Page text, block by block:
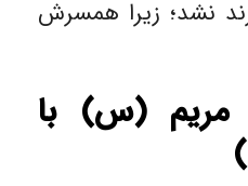
نشد؛ زیرا همسرش
(س) با